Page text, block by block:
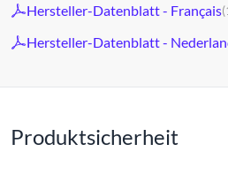
Hersteller-Datenblatt - Français
Hersteller-Datenblatt -
Produktsicherheit